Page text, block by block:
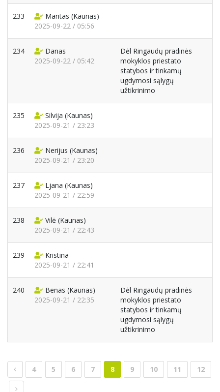
233 Mantas (Kaunas)
2025-09-22 / 05:56
234
Danas
2025-09-22 / 05:42
Dėl Ringaudų pradinės
mokyklos priestato
statybos ir tinkamų
ugdymosi sąlygų
užtikrinimo
235 Silvija (Kaunas)
2025-09-21 / 23:23
236 Nerijus (Kaunas)
2025-09-21 / 23:20
237 Ljana (Kaunas)
2025-09-21 / 22:59
238 Vilė (Kaunas)
2025-09-21 / 22:43
239
Kristina
2025-09-21 / 22:41
240 Benas (Kaunas)
2025-09-21 / 22:35
Dėl Ringaudų pradinės
mokyklos priestato
statybos ir tinkamų
ugdymosi sąlygų
užtikrinimo
4 5 6 7 8 9 10 11 12